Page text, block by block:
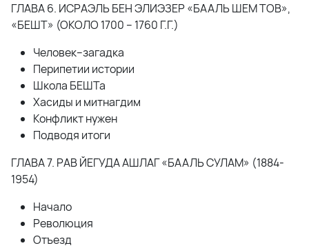
ГЛАВА 6. ИСРАЭЛЬ БЕН ЭЛИЭЗЕР «БААЛЬ ШЕМ ТОВ»,
«БЕШТ» (ОКОЛО 1700 – 1760 Г.Г.)
Человек–загадка
Перипетии истории
Школа БЕШТа
Хасиды и митнагдим
Конфликт нужен
Подводя итоги
ГЛАВА 7. РАВ ЙЕГУДА АШЛАГ «БААЛЬ СУЛАМ» (1884-
1954)
Начало
Революция
Отъезд